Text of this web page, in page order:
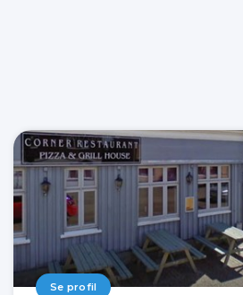
Se profil